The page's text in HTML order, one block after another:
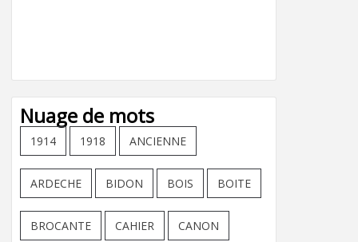
Nuage de mots
1914 1918 ANCIENNE
ARDECHE BIDON BOIS BOITE
BROCANTE CAHIER CANON